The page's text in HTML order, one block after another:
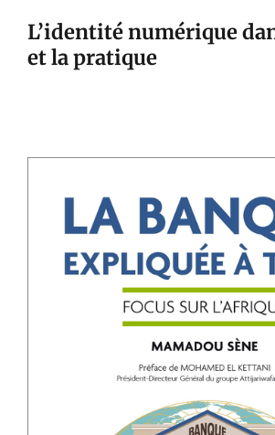
L’identité numérique
et la pratique